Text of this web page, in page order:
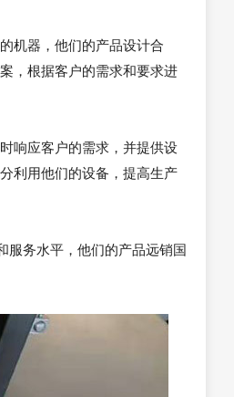
机器，他们的产品设计合
，根据客户的需求和要求进
响应客户的需求，并提供设
利用他们的设备，提高生产
服务水平，他们的产品远销国